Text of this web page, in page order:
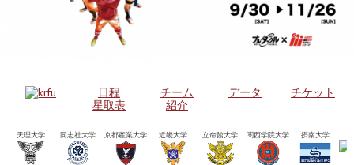
日程
星取表
チーム
紹介
データ チケット
天理大学 同志社大学 京都産業大学 近畿大学 立命館大学 関西学院大学 摂南大学